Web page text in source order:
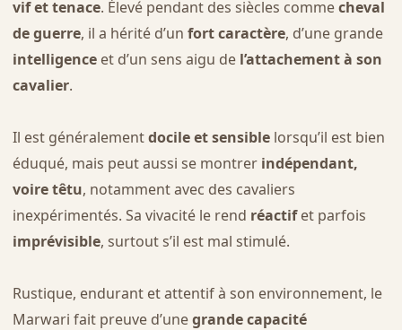
vif et tenace. Élevé pendant des siècles commecheval
de guerre, il a hérité d’un fort caractère, d’une grande
intelligenceet d’un sens aigu de l’attachement à son
cavalier.
Il est généralementdocile et sensiblelorsqu’il est bien
éduqué, mais peut aussi se montrer indépendant,
voire têtu, notamment avec des cavaliers
inexpérimentés. Sa vivacité le rend réactifet parfois
imprévisible, surtout s’il est mal stimulé.
Rustique, endurant et attentif à son environnement, le
Marwari fait preuve d’unegrande capacité